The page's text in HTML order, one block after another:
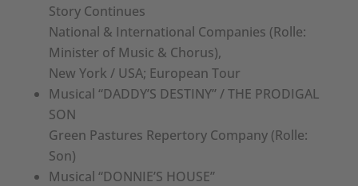
Story Continues
National & International Companies (Rolle:
Minister of Music & Chorus),
New York / USA; European Tour
Musical “DADDY’S DESTINY” / THE PRODIGAL
SON
Green Pastures Repertory Company (Rolle:
Son)
Musical “DONNIE’S HOUSE”